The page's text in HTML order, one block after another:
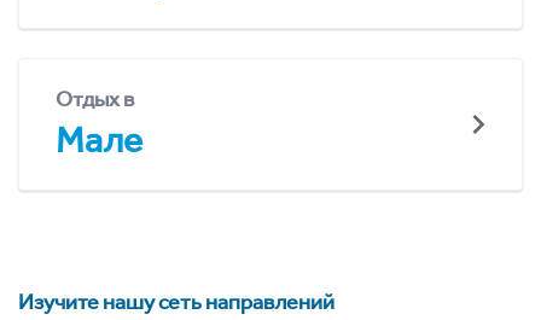
Отдых в
Мале
Изучите нашу сеть направлений